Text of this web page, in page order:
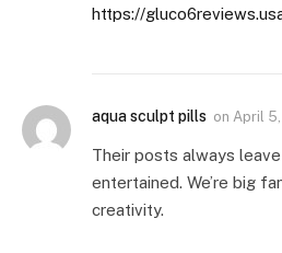
https://
aqua sculpt pills on April
Their posts always
entertained. We’re big
creativity.